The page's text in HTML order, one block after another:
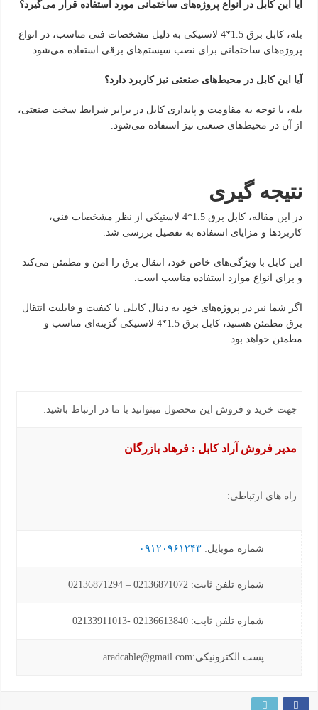
آیا این کابل در انواع پروژه‌های ساختمانی مورد استفاده قرار می‌گیرد؟
بله، کابل برق 1.5*4 لاستیکی به دلیل مشخصات فنی مناسب، در انواع
پروژه‌های ساختمانی برای نصب سیستم‌های برقی استفاده می‌شود.
آیا این کابل در محیط‌های صنعتی نیز کاربرد دارد؟
بله، با توجه به مقاومت و پایداری کابل در برابر شرایط سخت صنعتی،
از آن در محیط‌های صنعتی نیز استفاده می‌شود.
نتیجه ‌گیری
در این مقاله، کابل برق 1.5*4 لاستیکی از نظر مشخصات فنی،
کاربردها و مزایای استفاده به تفصیل بررسی شد.
این کابل با ویژگی‌های خاص خود، انتقال برق را امن و مطمئن می‌کند
و برای انواع موارد استفاده مناسب است.
اگر شما نیز در پروژه‌های خود به دنبال کابلی با کیفیت و قابلیت انتقال
برق مطمئن هستید، کابل برق 1.5*4 لاستیکی گزینه‌ای مناسب و
مطمئن خواهد بود.
جهت خرید و فروش این محصول میتوانید با ما در ارتباط باشید:
مدیر فروش آراد کابل : فرهاد بازرگان
راه های ارتباطی:
شماره موبایل: ۰۹۱۲۰۹۶۱۲۴۳
شماره تلفن ثابت: 02136871072 – 02136871294
شماره تلفن ثابت: 02136613840 -02133911013
پست الکترونیکی:aradcable@gmail.com